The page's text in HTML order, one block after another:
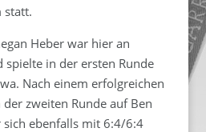
statt.
Heber war hier an
spielte in der ersten Runde
Nach einem erfolgreichen
zweiten Runde auf Ben
sich ebenfalls mit 6:4/6:4